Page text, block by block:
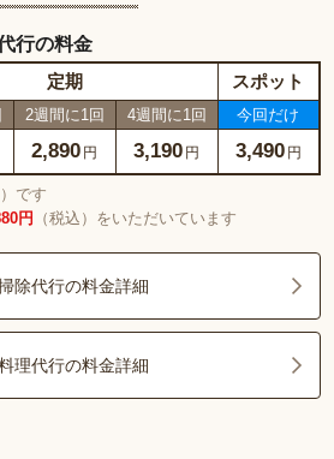
行の料金
定期 スポット
2週間に1回 4週間に1回 今回だけ
2,890 円 3,190 円 3,490 円
です
円 （税込）をいただいています
除代行の料金詳細
理代行の料金詳細